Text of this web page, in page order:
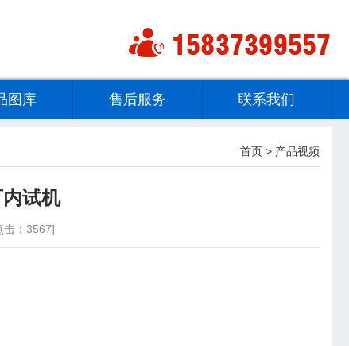
图库 售后服务 联系我们
首页 > 产品视频
试机
击：3567]